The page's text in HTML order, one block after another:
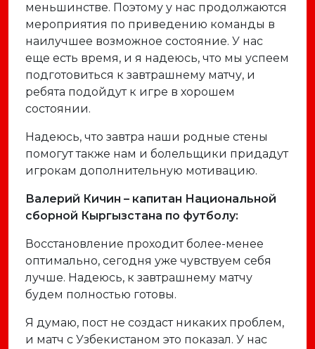
меньшинстве. Поэтому у нас продолжаются
мероприятия по приведению команды в
наилучшее возможное состояние. У нас
еще есть время, и я надеюсь, что мы успеем
подготовиться к завтрашнему матчу, и
ребята подойдут к игре в хорошем
состоянии.
Надеюсь, что завтра наши родные стены
помогут также нам и болельщики придадут
игрокам дополнительную мотивацию.
Валерий Кичин – капитан Национальной
сборной Кыргызстана по футболу:
Восстановление проходит более-менее
оптимально, сегодня уже чувствуем себя
лучше. Надеюсь, к завтрашнему матчу
будем полностью готовы.
Я думаю, пост не создаст никаких проблем,
и матч с Узбекистаном это показал. У нас